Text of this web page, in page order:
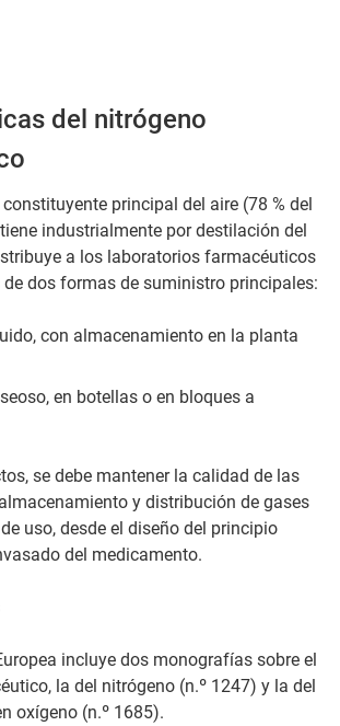
del nitrógeno
principal del aire (78 % del
industrialmente por destilación del
a los laboratorios farmacéuticos
dos formas de suministro principales:
con almacenamiento en la planta
en botellas o en bloques a
se debe mantener la calidad de las
y distribución de gases
uso, desde el diseño del principio
del medicamento.
incluye dos monografías sobre el
la del nitrógeno (n.º 1247) y la del
oxígeno (n.º 1685).